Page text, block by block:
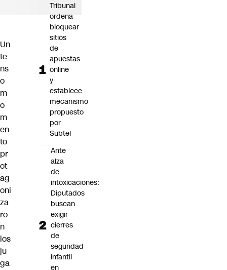
Un
te
ns
o
m
o
m
en
to
pr
ot
ag
oni
za
ro
n
los
ju
ga
Tribunal
ordena
bloquear
sitios
de
apuestas
online
y
establece
mecanismo
propuesto
por
Subtel
Ante
alza
de
intoxicaciones:
Diputados
buscan
exigir
cierres
de
seguridad
infantil
en